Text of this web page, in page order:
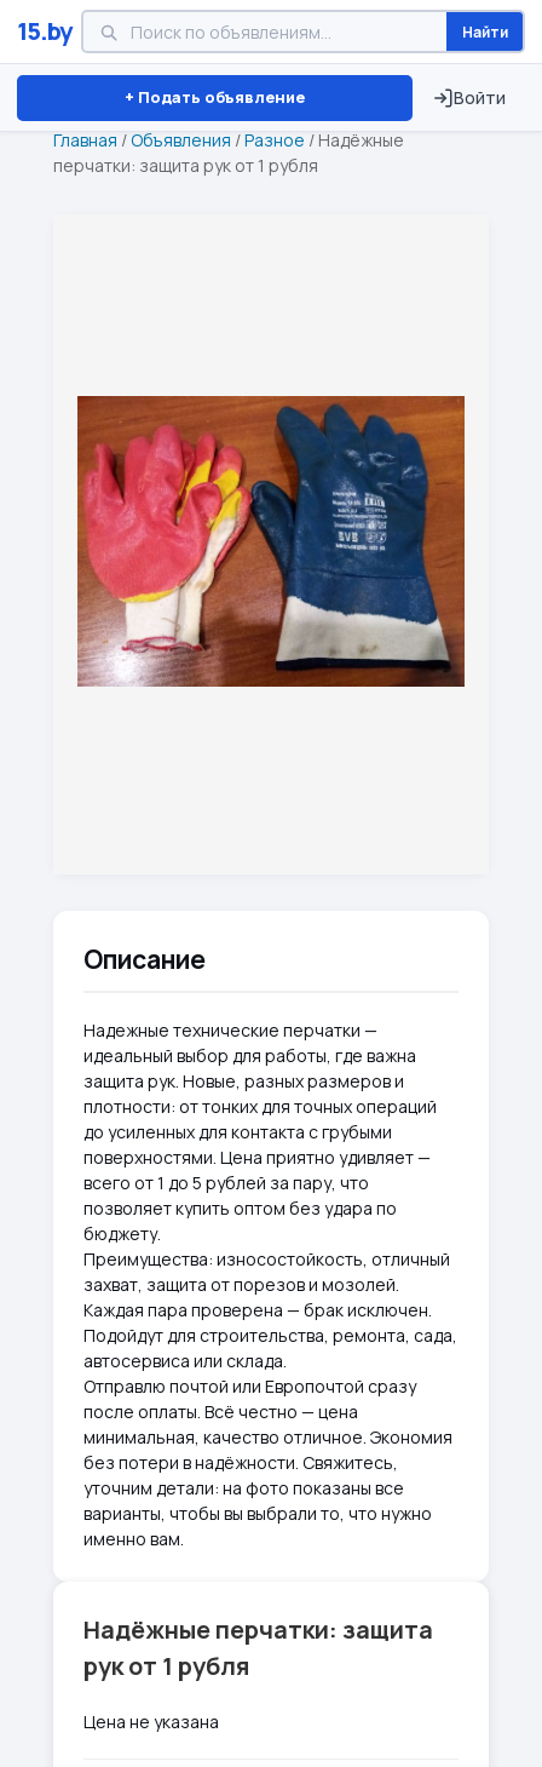
15.by Найти
+ Подать объявление Войти
Минск Витебск Брест ⏱ ТОЛЬКО 15 ДНЕЙ
Главная /Объявления /Разное / Надёжные
перчатки: защита рук от 1 рубля
Описание
Надежные технические перчатки —
идеальный выбор для работы, где важна
защита рук. Новые, разных размеров и
плотности: от тонких для точных операций
до усиленных для контакта с грубыми
поверхностями. Цена приятно удивляет —
всего от 1 до 5 рублей за пару, что
позволяет купить оптом без удара по
бюджету.
Преимущества: износостойкость, отличный
захват, защита от порезов и мозолей.
Каждая пара проверена — брак исключен.
Подойдут для строительства, ремонта, сада,
автосервиса или склада.
Отправлю почтой или Европочтой сразу
после оплаты. Всё честно — цена
минимальная, качество отличное. Экономия
без потери в надёжности. Свяжитесь,
уточним детали: на фото показаны все
варианты, чтобы вы выбрали то, что нужно
именно вам.
Надёжные перчатки: защита
рук от 1 рубля
Цена не указана